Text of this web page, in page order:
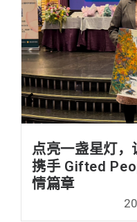
点亮一盏星灯
携手 Gifted
情篇章